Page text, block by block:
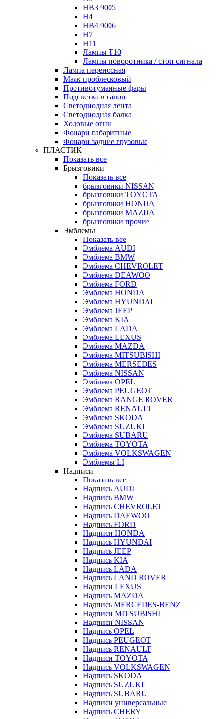
HB3 9005
H4
HB4 9006
H7
H11
Лампы Т10
Лампы поворотника / стоп сигнала
Лампа переносная
Маяк проблесковый
Противотуманные фары
Подсветка в салон
Светодиодная лента
Светодиодная балка
Ходовые огни
Фонари габаритные
Фонари задние грузовые
ПЛАСТИК
Показать все
Брызговики
Показать все
брызговики NISSAN
брызговики TOYOTA
брызговики HONDA
брызговики MAZDA
брызговики прочие
Эмблемы
Показать все
Эмблема AUDI
Эмблема BMW
Эмблема CHEVROLET
Эмблема DEAWOO
Эмблема FORD
Эмблема HONDA
Эмблема HYUNDAI
Эмблема JEEP
Эмблема KIA
Эмблема LADA
Эмблема LEXUS
Эмблема MAZDA
Эмблема MITSUBISHI
Эмблема MERSEDES
Эмблема NISSAN
Эмблема OPEL
Эмблема PEUGEOT
Эмблема RANGE ROVER
Эмблема RENAULT
Эмблема SKODA
Эмблема SUZUKI
Эмблема SUBARU
Эмблема TOYOTA
Эмблема VOLKSWAGEN
Эмблемы LI
Надписи
Показать все
Надпись AUDI
Надпись BMW
Надпись CHEVROLET
Надпись DAEWOO
Надпись FORD
Надписи HONDA
Надпись HYUNDAI
Надпись JEEP
Надпись KIA
Надпись LADA
Надпись LAND ROVER
Надписи LEXUS
Надпись MAZDA
Надпись MERCEDES-BENZ
Надписи MITSUBISHI
Надписи NISSAN
Надпись OPEL
Надпись PEUGEOT
Надпись RENAULT
Надписи TOYOTA
Надпись VOLKSWAGEN
Надпись SKODA
Надпись SUZUKI
Надпись SUBARU
Надписи универсальные
Надпись CHERY